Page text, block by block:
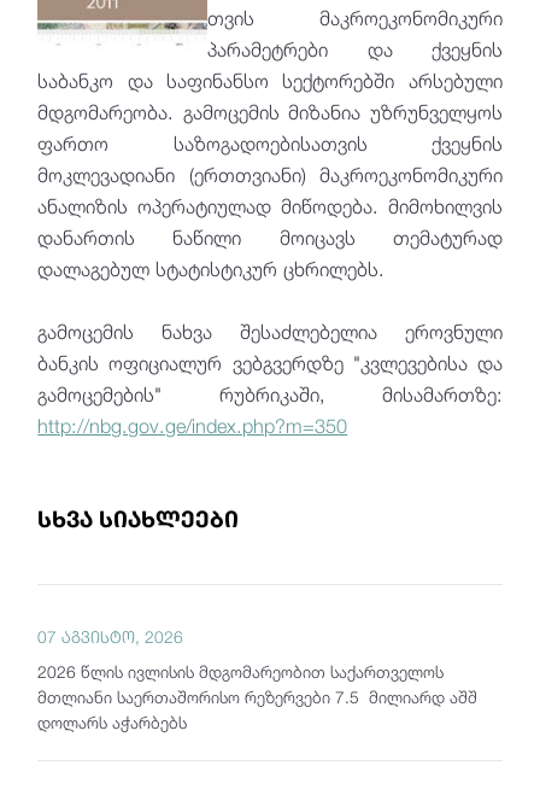
თვის მაკროეკონომიკური
პარამეტრები და ქვეყნის
საბანკო და საფინანსო სექტორებში არსებული
მდგომარეობა. გამოცემის მიზანია უზრუნველყოს
ფართო საზოგადოებისათვის ქვეყნის
მოკლევადიანი (ერთთვიანი) მაკროეკონომიკური
ანალიზის ოპერატიულად მიწოდება. მიმოხილვის
დანართის ნაწილი მოიცავს თემატურად
დალაგებულ სტატისტიკურ ცხრილებს.
გამოცემის ნახვა შესაძლებელია ეროვნული
ბანკის ოფიციალურ ვებგვერდზე "კვლევებისა და
გამოცემების" რუბრიკაში, მისამართზე:
http://nbg.gov.ge/index.php?m=350
სხვა სიახლეები
07 აგვისტო, 2026
2026 წლის ივლისის მდგომარეობით საქართველოს
მთლიანი საერთაშორისო რეზერვები 7.5 მილიარდ აშშ
დოლარს აჭარბებს